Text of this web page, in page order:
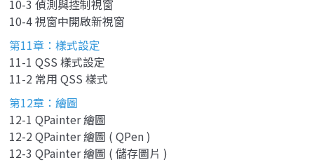
10-3 偵測與控制視窗
10-4 視窗中開啟新視窗
第11章：樣式設定
11-1 QSS 樣式設定
11-2 常用 QSS 樣式
第12章：繪圖
12-1 QPainter 繪圖
12-2 QPainter 繪圖 ( QPen )
12-3 QPainter 繪圖 ( 儲存圖片 )